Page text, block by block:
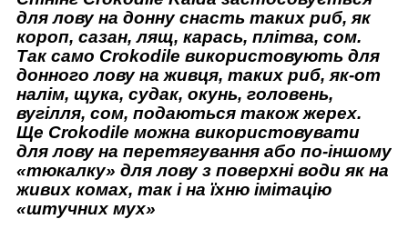
для лову на донну снасть таких риб, як
короп, сазан, лящ, карась, плітва, сом.
Так само Crokodile використовують для
донного лову на живця, таких риб, як-от
налім, щука, судак, окунь, головень,
вугілля, сом, подаються також жерех.
Ще Crokodile можна використовувати
для лову на перетягування або по-іншому
«тюкалку» для лову з поверхні води як на
живих комах, так і на їхню імітацію
«штучних мух»